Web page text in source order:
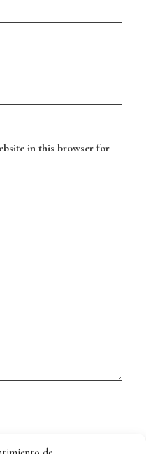
in this browser for